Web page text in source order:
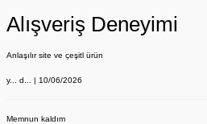
Alışveriş Deneyimi
Anlaşılır site ve çeşitl ürün
y... d... | 10/06/2026
Memnun kaldım